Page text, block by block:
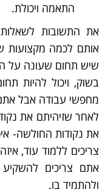
התאמה ויכולת.
את התשובות
אותם לכמה מקצועות
שיש תחום שעונה על
בשוק, ויכול להיות
מחפשי עבודה אבל
לאחר שזיהיתם את
את נקודות החולשה-
צריכים ללמוד עוד,
אתם צריכים
ולהתמיד בו.